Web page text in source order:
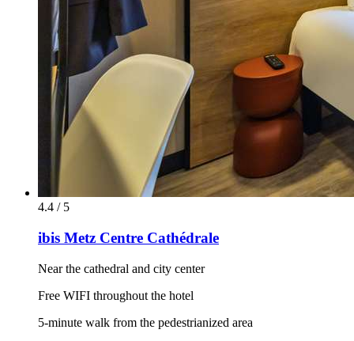
4.4 / 5
ibis Metz Centre Cathédrale
Near the cathedral and city center
Free WIFI throughout the hotel
5-minute walk from the pedestrianized area